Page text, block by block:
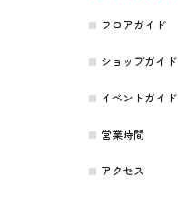
フロアガイド
アクセス
ショップガイド
イベントガイド
営業時間